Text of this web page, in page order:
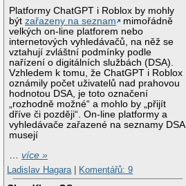
Platformy ChatGPT i Roblox by mohly
býtzařazeny na seznam
mimořádně
velkých on-line platforem nebo
internetových vyhledávačů, na něž se
vztahují zvláštní podmínky podle
nařízení o digitálních službách (DSA).
Vzhledem k tomu, že ChatGPT i Roblox
oznámily počet uživatelů nad prahovou
hodnotou DSA, je toto označení
„rozhodně možné“ a mohlo by „přijít
dříve či později“. On-line platformy a
vyhledávače zařazené na seznamy DSA
musejí
…více »
Ladislav Hagara| Komentářů: 9